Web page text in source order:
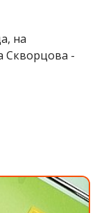
на
Скворцова -